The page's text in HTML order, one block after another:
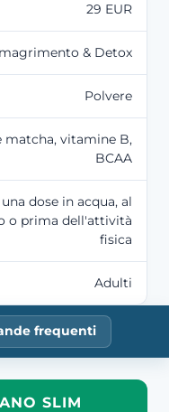
29 EUR
& Detox
Polvere
matcha, vitamine B,
BCAA
dose in acqua, al
o prima dell'attività
fisica
Adulti
frequenti
SLIM